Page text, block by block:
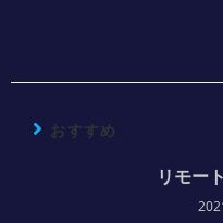
おすすめ
リモー